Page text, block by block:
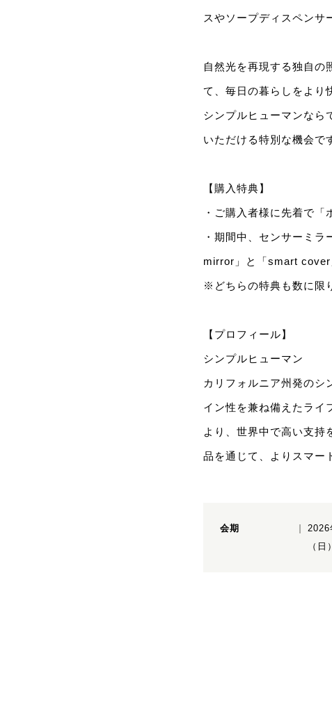
スやソープディスペンサ
自然光を再現する独自の
て、毎日の暮らしをより
シンプルヒューマンなら
いただける特別な機会で
【購入特典】
・ご購入者様に先着で
・期間中、センサーミ
mirror」と「smart cover
※どちらの特典も数に限
【プロフィール】
シンプルヒューマン
カリフォルニア州発のシ
イン性を兼ね備えたライ
より、世界中で高い支持
品を通じて、よりスマー
会期
2026
（